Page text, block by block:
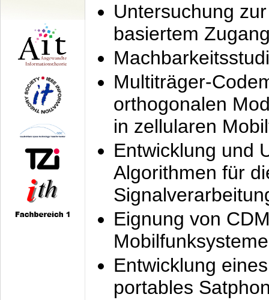
Untersuchung
basiertem
Multiträger-
orthogonalen
in zellularen
Entwicklung und
Algorithmen für
Eignung von
Mobilfunksysteme
Entwicklung
portables